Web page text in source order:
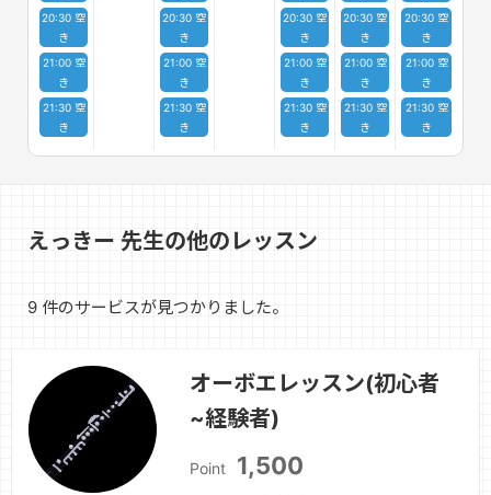
20:30 空
き
21:00 空
き
21:30 空
き
20:30 空
き
21:00 空
き
21:30 空
き
20:30 空
き
21:00 空
き
21:30 空
き
20:30 空
き
21:00 空
き
21:30 空
き
20:30 空
き
21:00 空
き
21:30 空
き
えっきー 先生の他のレッスン
9 件のサービスが見つかりました。
オーボエレッスン(初心者
~経験者)
Point 1,500